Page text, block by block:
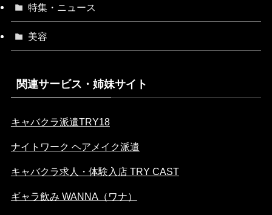
特集・ニュース
美容
関連サービス・姉妹サイト
キャバクラ派遣TRY18
ナイトワーク ヘアメイク派遣
キャバクラ求人・体験入店 TRY CAST
ギャラ飲み WANNA（ワナ）